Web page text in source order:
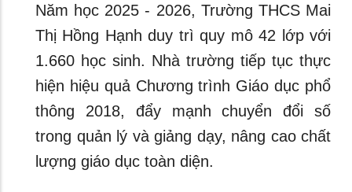
Năm học 2025 - 2026, Trường THCS Mai
Thị Hồng Hạnh duy trì quy mô 42 lớp với
1.660 học sinh. Nhà trường tiếp tục thực
hiện hiệu quả Chương trình Giáo dục phổ
thông 2018, đẩy mạnh chuyển đổi số
trong quản lý và giảng dạy, nâng cao chất
lượng giáo dục toàn diện.